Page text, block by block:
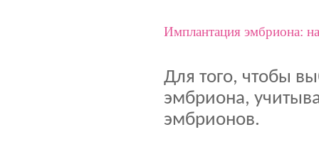
Имплантация эмбриона:
Для того, чтобы
эмбриона,
эмбрионов.